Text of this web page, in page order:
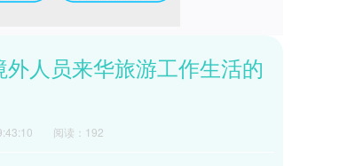
人员来华旅游工作生活的
阅读：192